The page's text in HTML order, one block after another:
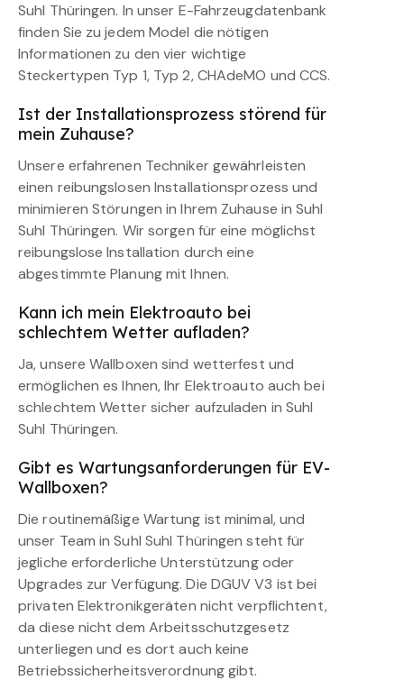
Suhl Thüringen. In unser E-Fahrzeugdatenbank
finden Sie zu jedem Model die nötigen
Informationen zu den vier wichtige
Steckertypen Typ 1, Typ 2, CHAdeMO und CCS.
Ist der Installationsprozess störend für
mein Zuhause?
Unsere erfahrenen Techniker gewährleisten
einen reibungslosen Installationsprozess und
minimieren Störungen in Ihrem Zuhause in Suhl
Suhl Thüringen. Wir sorgen für eine möglichst
reibungslose Installation durch eine
abgestimmte Planung mit Ihnen.
Kann ich mein Elektroauto bei
schlechtem Wetter aufladen?
Ja, unsere Wallboxen sind wetterfest und
ermöglichen es Ihnen, Ihr Elektroauto auch bei
schlechtem Wetter sicher aufzuladen in Suhl
Suhl Thüringen.
Gibt es Wartungsanforderungen für EV-
Wallboxen?
Die routinemäßige Wartung ist minimal, und
unser Team in Suhl Suhl Thüringen steht für
jegliche erforderliche Unterstützung oder
Upgrades zur Verfügung. Die DGUV V3 ist bei
privaten Elektronikgeräten nicht verpflichtent,
da diese nicht dem Arbeitsschutzgesetz
unterliegen und es dort auch keine
Betriebssicherheitsverordnung gibt.